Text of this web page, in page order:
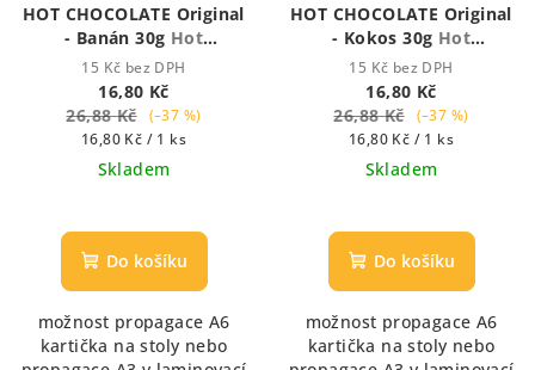
HOT CHOCOLATE Original
- Banán 30g Hot
Chocolate - Houstnoucí
krémová čokoláda
15 Kč bez DPH
16,80 Kč
26,88 Kč
(–37 %)
Měrná
cena:
16,80 Kč / 1 ks
Skladem
hodnocení
produktu
z
5
Do košíku
možnost propagace A6
kartička na stoly nebo
HOT CHOCOLATE Original
- Kokos 30g Hot
Chocolate - Houstnoucí
krémová čokoláda
15 Kč bez DPH
16,80 Kč
26,88 Kč
(–37 %)
Měrná
cena:
16,80 Kč / 1 ks
Skladem
hodnocení
produktu
z
5
Do košíku
možnost propagace A6
kartička na stoly nebo